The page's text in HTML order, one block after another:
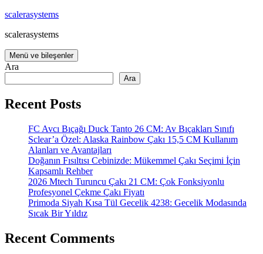
İçeriğe
scalerasystems
scalerasystems
Menü ve bileşenler
Ara
Ara
Recent Posts
FC Avcı Bıçağı Duck Tanto 26 CM: Av Bıçakları Sınıfı
Sclear’a Özel: Alaska Rainbow Çakı 15,5 CM Kullanım
Alanları ve Avantajları
Doğanın Fısıltısı Cebinizde: Mükemmel Çakı Seçimi İçin
Kapsamlı Rehber
2026 Mtech Turuncu Çakı 21 CM: Çok Fonksiyonlu
Profesyonel Çekme Çakı Fiyatı
Primoda Siyah Kısa Tül Gecelik 4238: Gecelik Modasında
Sıcak Bir Yıldız
Recent Comments